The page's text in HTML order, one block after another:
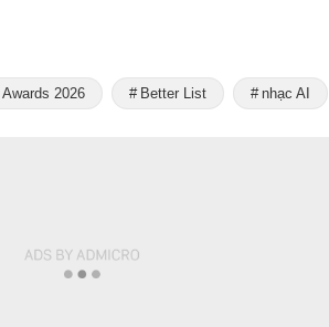
2026 Better List nhạc AI